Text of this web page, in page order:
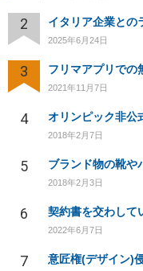
2 イタリア企業との
2025年6月24日
3 フリマアプリでの
2021年11月7日
4 オリンピック非公
2018年2月7日
5
2018年2月3日
6 契約書を交わして
2022年6月7日
7